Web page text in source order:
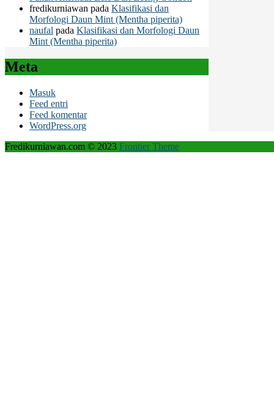
fredikurniawan pada Klasifikasi dan
Morfologi Daun Mint (Mentha piperita)
naufal pada Klasifikasi dan Morfologi Daun
Mint (Mentha piperita)
Meta
Masuk
Feed entri
Feed komentar
WordPress.org
Fredikurniawan.com © 2023 Frontier Theme